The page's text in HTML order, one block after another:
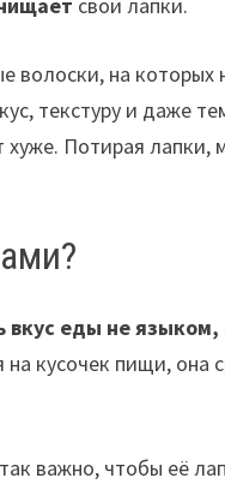
волоски, на которых
текстуру и даже
Потирая лапки,
вкус еды не языком,
кусочек пищи, она
важно, чтобы её